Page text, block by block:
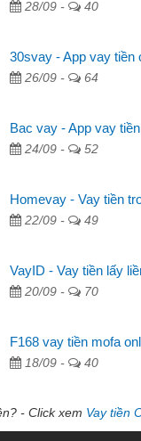
28/09 - 40
30svay - App vay tiền
26/09 - 64
Bac vay - App vay
24/09 - 52
Homevay - Vay tiền
22/09 - 49
VayID - Vay tiền lấy
20/09 - 70
F168 vay tiền mofa
18/09 - 40
- Click xem Vay tiền